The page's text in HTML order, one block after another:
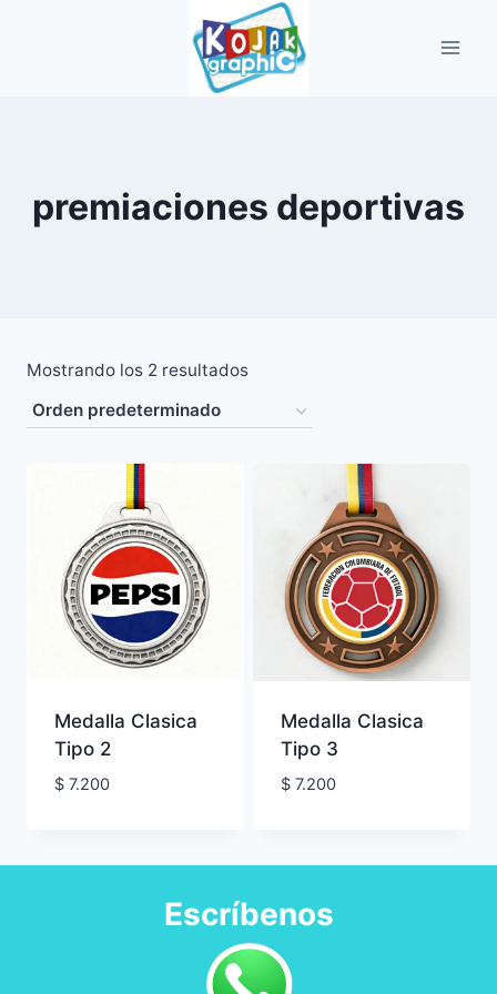
premiaciones deportivas
Mostrando los 2 resultados
Medalla Clasica
Tipo 2
$7.200
Medalla Clasica
Tipo 3
$7.200
Escríbenos